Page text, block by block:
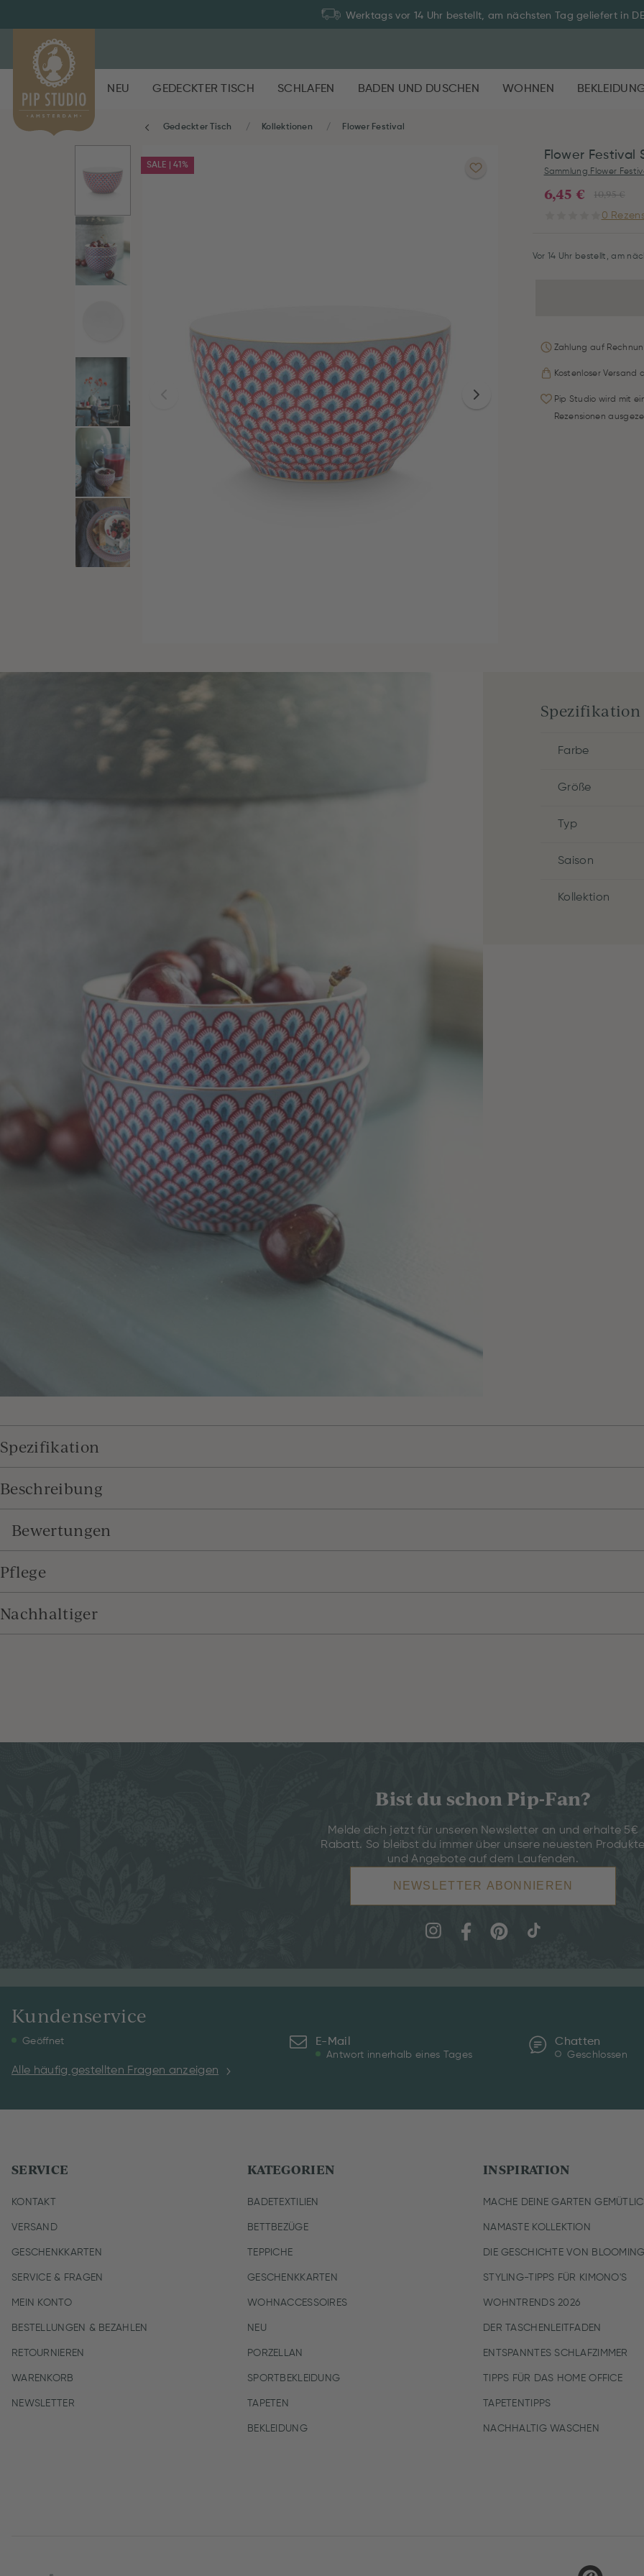
Werktags vor 14 Uhr bestellt, am nächsten Tag geliefert in DE
NEU GEDECKTER TISCH SCHLAFEN BADEN UND DUSCHEN WOHNEN
Gedeckter Tisch Kollektionen Flower Festival
SALE | 41%
Flower Festival
Sammlung Flower
10,95 €
6,45 €
0
Vor 14 Uhr bestellt, am
Zahlung auf
Kostenloser Versand
Pip Studio wird mit
Rezensionen
Spezifikation
Farbe
Größe
Typ
Saison
Kollektion
Spezifikation
Beschreibung
Bewertungen
Pflege
Nachhaltiger
Bist du schon Pip-Fan?
Melde dich jetzt für unseren Newsletter an und erhalte 5€
Rabatt. So bleibst du immer über unsere neuesten
und Angebote auf dem Laufenden.
NEWSLETTER ABONNIEREN
Kundenservice
Geöffnet
Alle häufig gestellten Fragen anzeigen
E-Mail
Antwort innerhalb eines Tages
Chatten
Geschlossen
SERVICE
KONTAKT
VERSAND
GESCHENKKARTEN
SERVICE & FRAGEN
MEIN KONTO
BESTELLUNGEN & BEZAHLEN
RETOURNIEREN
WARENKORB
NEWSLETTER
KATEGORIEN
BADETEXTILIEN
BETTBEZÜGE
TEPPICHE
GESCHENKKARTEN
WOHNACCESSOIRES
NEU
PORZELLAN
SPORTBEKLEIDUNG
TAPETEN
BEKLEIDUNG
INSPIRATION
MACHE DEINE GARTEN
NAMASTE KOLLEKTION
DIE GESCHICHTE VON
STYLING-TIPPS FÜR KIMONO'S
WOHNTRENDS 2026
DER TASCHENLEITFADEN
ENTSPANNTES SCHLAFZIMMER
TIPPS FÜR DAS HOME OFFICE
TAPETENTIPPS
NACHHALTIG WASCHEN